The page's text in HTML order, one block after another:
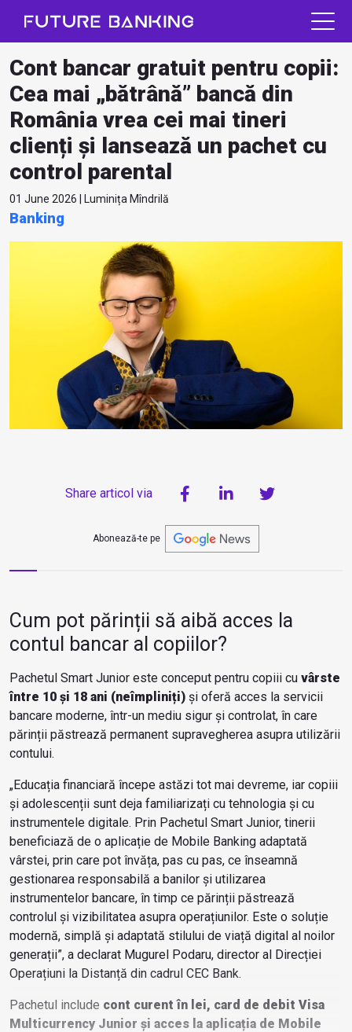
Cont bancar gratuit pentru copii:
Cea mai „bătrână” bancă din
România vrea cei mai tineri
clienți și lansează un pachet cu
control parental
01 June 2026 | Luminița Mîndrilă
Banking
Share articol via
Abonează-te pe
Cum pot părinții să aibă acces la
contul bancar al copiilor?
Pachetul Smart Junior este conceput pentru copiii cu vârste
între 10 și 18 ani (neîmpliniți) și oferă acces la servicii
bancare moderne, într-un mediu sigur și controlat, în care
părinții păstrează permanent supravegherea asupra utilizării
contului.
„Educația financiară începe astăzi tot mai devreme, iar copiii
și adolescenții sunt deja familiarizați cu tehnologia și cu
instrumentele digitale. Prin Pachetul Smart Junior, tinerii
beneficiază de o aplicație de Mobile Banking adaptată
vârstei, prin care pot învăța, pas cu pas, ce înseamnă
gestionarea responsabilă a banilor și utilizarea
instrumentelor bancare, în timp ce părinții păstrează
controlul și vizibilitatea asupra operațiunilor. Este o soluție
modernă, simplă și adaptată stilului de viață digital al noilor
generații”, a declarat Mugurel Podaru, director al Direcției
Operațiuni la Distanță din cadrul CEC Bank.
Pachetul include cont curent în lei, card de debit Visa
Multicurrency Junior și acces la aplicația de Mobile